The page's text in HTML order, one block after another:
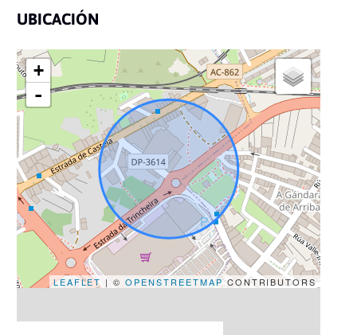
UBICACIÓN
+
-
LEAFLET | ©OPENSTREETMAPCONTRIBUTORS